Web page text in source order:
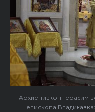
Архиепископ Герасим
епископа